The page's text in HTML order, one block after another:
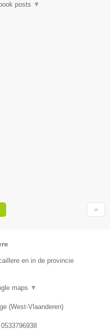
posts ▼
en in de provincie
maps ▼
(West-Vlaanderen)
0533796938